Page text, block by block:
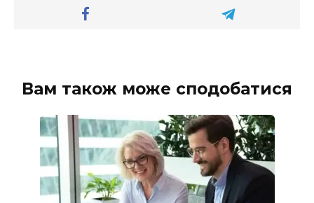
Вам також може сподобатися